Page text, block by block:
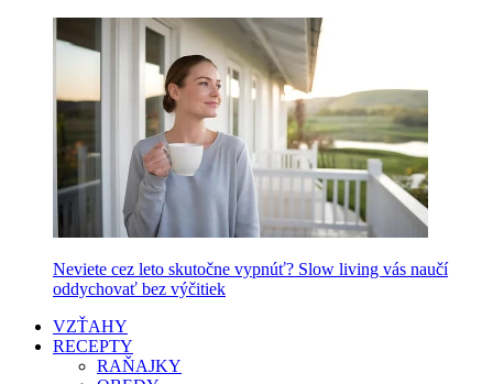
Neviete cez leto skutočne vypnúť? Slow living vás naučí
oddychovať bez výčitiek
VZŤAHY
RECEPTY
RAŇAJKY